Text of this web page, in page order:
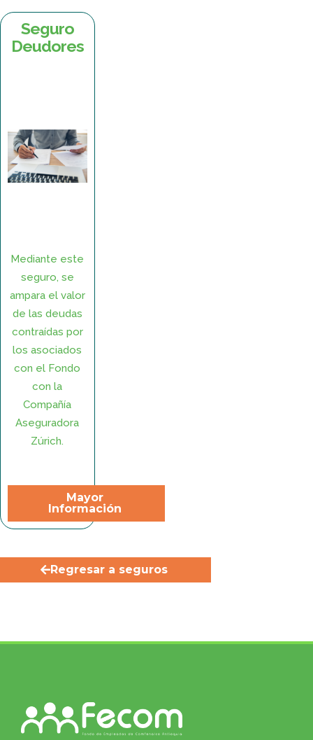
Seguro
Deudores
Mediante este
seguro, se
ampara el valor
de las deudas
contraídas por
los asociados
con el Fondo
con la
Compañía
Aseguradora
Zúrich.
Mayor
Información
Regresar a seguros